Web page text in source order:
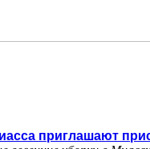
приглашают